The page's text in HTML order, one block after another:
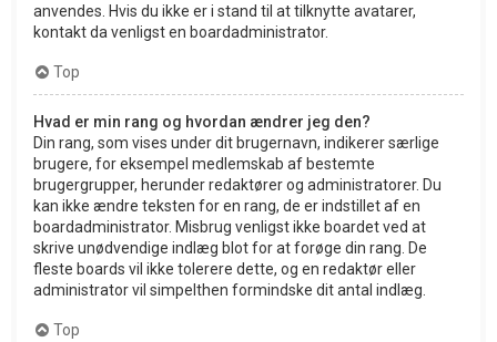
anvendes. Hvis du ikke er i stand til at tilknytte avatarer,
kontakt da venligst en boardadministrator.
Top
Hvad er min rang og hvordan ændrer jeg den?
Din rang, som vises under dit brugernavn, indikerer særlige
brugere, for eksempel medlemskab af bestemte
brugergrupper, herunder redaktører og administratorer. Du
kan ikke ændre teksten for en rang, de er indstillet af en
boardadministrator. Misbrug venligst ikke boardet ved at
skrive unødvendige indlæg blot for at forøge din rang. De
fleste boards vil ikke tolerere dette, og en redaktør eller
administrator vil simpelthen formindske dit antal indlæg.
Top